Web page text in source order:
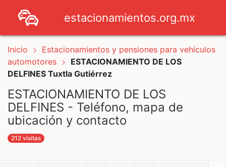
estacionamientos.org.mx
Inicio
Estacionamientos y pensiones para vehículos
automotores
ESTACIONAMIENTO DE LOS
DELFINES Tuxtla Gutiérrez
ESTACIONAMIENTO DE LOS
DELFINES - Teléfono, mapa de
ubicación y contacto
212 visitas